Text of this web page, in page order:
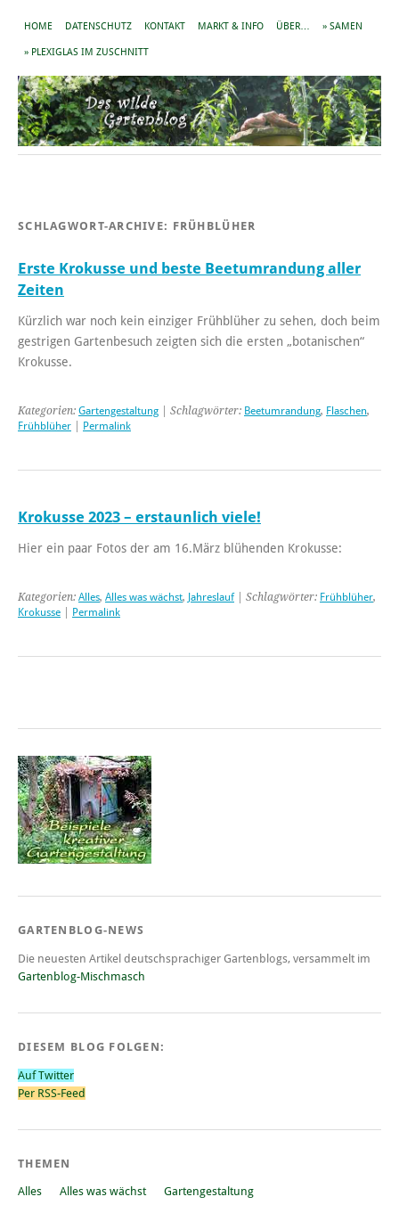
HOME DATENSCHUTZ KONTAKT MARKT & INFO ÜBER… » SAMEN
» PLEXIGLAS IM ZUSCHNITT
SCHLAGWORT-ARCHIVE: FRÜHBLÜHER
Erste Krokusse und beste Beetumrandung aller
Zeiten
Kürzlich war noch kein einziger Frühblüher zu sehen, doch beim
gestrigen Gartenbesuch zeigten sich die ersten „botanischen“
Krokusse.
Kategorien: Gartengestaltung | Schlagwörter: Beetumrandung, Flaschen,
Frühblüher
Permalink
Krokusse 2023 – erstaunlich viele!
Hier ein paar Fotos der am 16.März blühenden Krokusse:
Kategorien: Alles, Alles was wächst, Jahreslauf| Schlagwörter: Frühblüher,
Krokusse
Permalink
GARTENBLOG-NEWS
Die neuesten Artikel deutschsprachiger Gartenblogs, versammelt im
Gartenblog-Mischmasch
DIESEM BLOG FOLGEN:
Auf Twitter
Per RSS-Feed
THEMEN
Alles Alles was wächst
Gartengestaltung